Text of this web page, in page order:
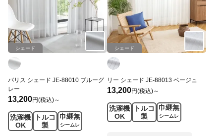
シェード
パリス シェード JE-88010 ブルーグ
レー
13,200円(税込)～
洗濯機
OK
トルコ
製
巾継無
シームレ
ス
シェード
リー シェード JE-88013 ベージュ
13,200円(税込)～
洗濯機
OK
トルコ
製
巾継無
シームレ
ス